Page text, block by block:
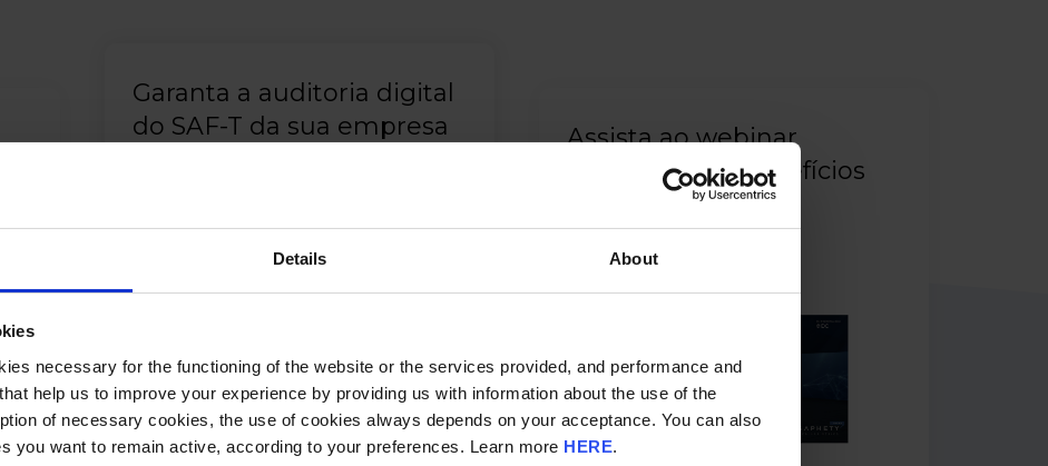
Details About
necessary for the functioning of the website or the services provided, and performance and
help us to improve your experience by providing us with information about the use of the
of necessary cookies, the use of cookies always depends on your acceptance. You can also
you want to remain active, according to your preferences. Learn more HERE.
Garanta a auditoria digital
do SAF-T da sua empresa
Assista ao webinar
dedicado aos benefícios
do SAF-T para as
organizações.